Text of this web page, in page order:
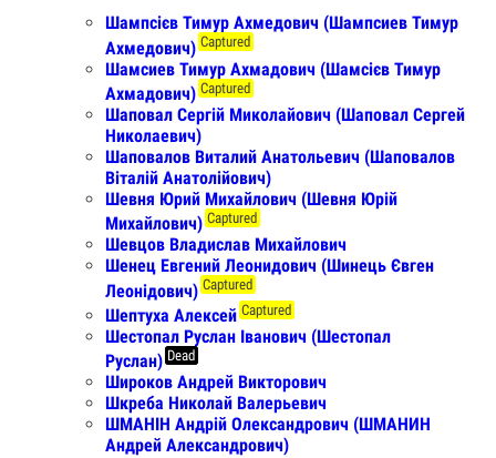
Шампсієв Тимур Ахмедович (Шампсиев Тимур
Ахмедович) Captured
Шамсиев Тимур Ахмадович (Шамсієв Тимур
Ахмадович) Captured
Шаповал Сергій Миколайович (Шаповал Сергей
Николаевич)
Шаповалов Виталий Анатольевич (Шаповалов
Віталій Анатолійович)
Шевня Юрий Михайлович (Шевня Юрій
Михайлович) Captured
Шевцов Владислав Михайлович
Шенец Евгений Леонидович (Шинець Євген
Леонідович) Captured
Шептуха Алексей Captured
Шестопал Руслан Іванович (Шестопал
Руслан) Dead
Широков Андрей Викторович
Шкреба Николай Валерьевич
ШМАНІН Андрій Олександрович (ШМАНИН
Андрей Александрович)